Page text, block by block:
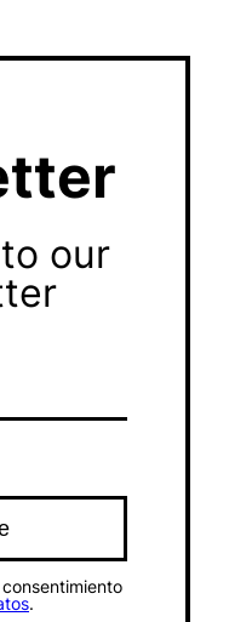
our
.